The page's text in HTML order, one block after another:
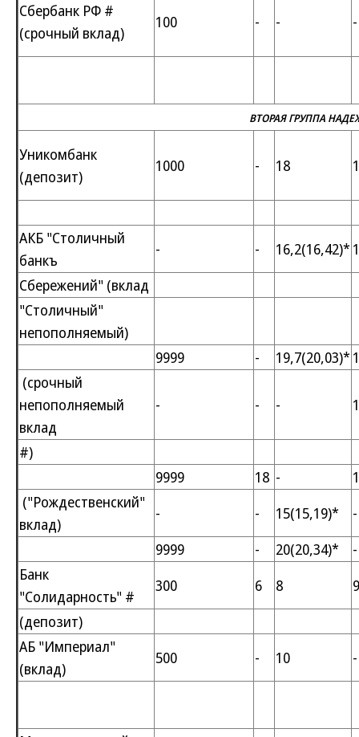
Сбербанк РФ #
(срочный вклад)
100 - - -
ВТОРАЯ ГРУППА
Уникомбанк
(депозит)
1000 - 18
АКБ "Столичный
банкъ
- - 16,2(16,42)*
Сбережений" (вклад
"Столичный"
непополняемый)
9999
- 19,7(20,03)*
(срочный
непополняемый
вклад
- - -
#)
9999
18 -
("Рождественский"
вклад)
- - 15(15,19)*
-
9999
- 20(20,34)*
-
Банк
"Солидарность" #
300 6 8
9
(депозит)
АБ "Империал"
(вклад)
500 - 10 -